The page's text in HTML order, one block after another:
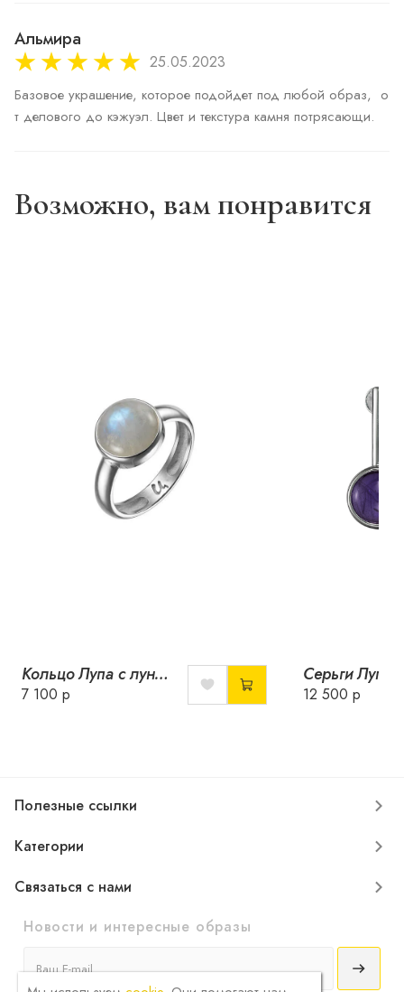
Альмира
25.05.2023
Базовое украшение, которое подойдет под любой образ,  о
т делового до кэжуэл. Цвет и текстура камня потрясающи.
Возможно, вам понравится
Кольцо Лупа с лунным камнем
7 100 р 12 500 р
Полезные ссылки
Категории
Связаться с нами
Новости и интересные образы